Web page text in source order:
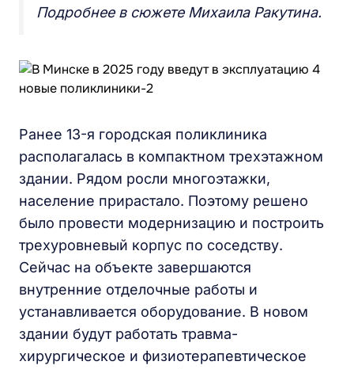
Подробнее в сюжете Михаила Ракутина.
Ранее 13-я городская поликлиника
располагалась в компактном трехэтажном
здании. Рядом росли многоэтажки,
население прирастало. Поэтому решено
было провести модернизацию и построить
трехуровневый корпус по соседству.
Сейчас на объекте завершаются
внутренние отделочные работы и
устанавливается оборудование. В новом
здании будут работать травма-
хирургическое и физиотерапевтическое